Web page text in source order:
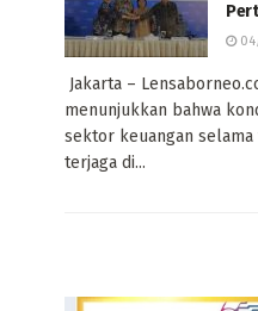
Jakarta –
menunjukkan bahwa
sektor keuangan
terjaga di...